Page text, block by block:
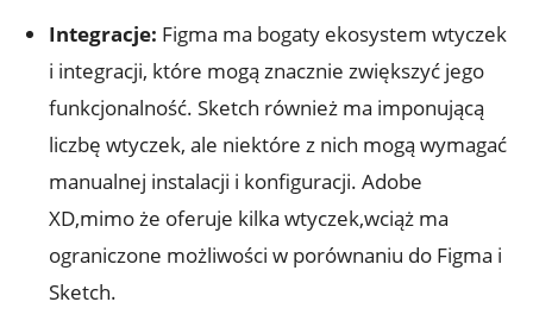
Integracje: Figma ma​ bogaty⁤ ekosystem wtyczek
i integracji, które mogą znacznie zwiększyć jego
⁤funkcjonalność. Sketch również⁣ ma imponującą
liczbę ‌wtyczek, ale⁤ niektóre⁤ z nich mogą wymagać
manualnej instalacji i konfiguracji. Adobe
XD,mimo że ‌oferuje kilka wtyczek,wciąż ma⁣
ograniczone ⁣możliwości w porównaniu⁣ do ‌Figma i
Sketch.